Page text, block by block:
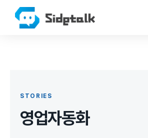
STORIES
영업자동화